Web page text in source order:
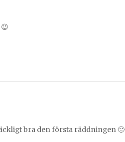
bra den första räddningen 🙂